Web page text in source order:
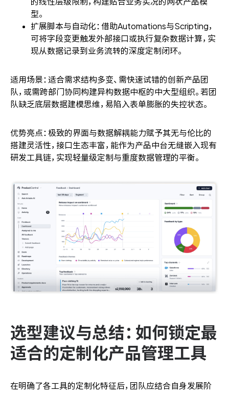
型。
扩展脚本与自动化：借助Automations与Scripting，
可将字段变更触发外部接口或执行复杂数据计算，实
现从数据记录到业务流转的深度定制闭环。
适用场景：适合需求结构多变、需快速试错的创新产品团
队，或需跨部门协同构建异构数据中枢的中大型组织。若团
队缺乏底层数据建模思维，易陷入表单膨胀的失控状态。
优势亮点：极致的界面与数据解耦能力赋予其无与伦比的
搭建灵活性，接口生态丰富，能作为产品中台无缝嵌入现有
研发工具链，实现轻量级定制与重度数据管理的平衡。
选型建议与总结：如何锁定最
适合的定制化产品管理工具
在明确了各工具的定制化特征后，团队应结合自身发展阶